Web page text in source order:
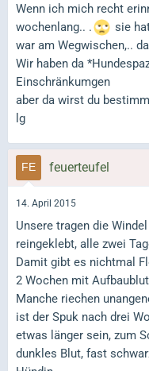
Wenn ich mich recht
wochenlang.. .
sie
war am Wegwischen,..
Wir haben da
Einschränkumgen
aber da wirst du
lg
feuerteufel
14. April 2015
Unsere tragen die
reingeklebt, alle zwei
Damit gibt es nichtmal
2 Wochen mit
Manche riechen
ist der Spuk nach drei
etwas länger sein, zum
dunkles Blut, fast